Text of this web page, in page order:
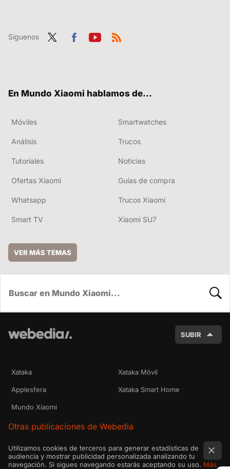
Síguenos
En Mundo Xiaomi hablamos de...
Móviles Smartwatches
Análisis Trucos
Tutoriales Noticias
Ofertas Xiaomi Guías de compra
Whatsapp Trucos Xiaomi
Smart TV Xiaomi SU7
VER MÁS TEMAS
SUBIR
Xataka Xataka Móvil
Applesfera Xataka Smart Home
Mundo Xiaomi
Otras publicaciones de Webedia
Utilizamos cookies de terceros para generar estadísticas de
audiencia y mostrar publicidad personalizada analizando tu
navegación. Si sigues navegando estarás aceptando su uso. Más